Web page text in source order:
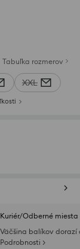
Tabuľka rozmerov
XXL
Kuriér/Odberné miesta
Väčšina balíkov
Podrobnosti >